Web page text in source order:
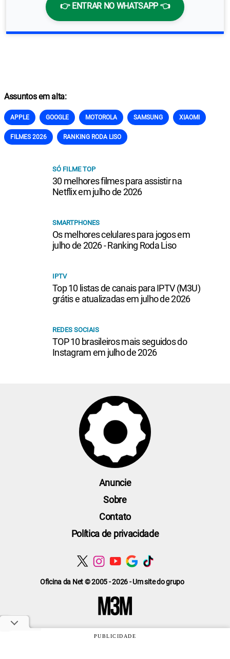
👉 ENTRAR NO WHATSAPP 👈
Assuntos em alta:
APPLE GOOGLE MOTOROLA SAMSUNG XIAOMI
FILMES 2026 RANKING RODA LISO
SÓ FILME TOP
30 melhores filmes para assistir na
Netflix em julho de 2026
SMARTPHONES
Os melhores celulares para jogos em
julho de 2026 - Ranking Roda Liso
IPTV
Top 10 listas de canais para IPTV (M3U)
grátis e atualizadas em julho de 2026
REDES SOCIAIS
TOP 10 brasileiros mais seguidos do
Instagram em julho de 2026
Oficina da Net © 2005 - 2026 - Um site do grupo
Anuncie
Sobre
Contato
Política de privacidade
PUBLICIDADE